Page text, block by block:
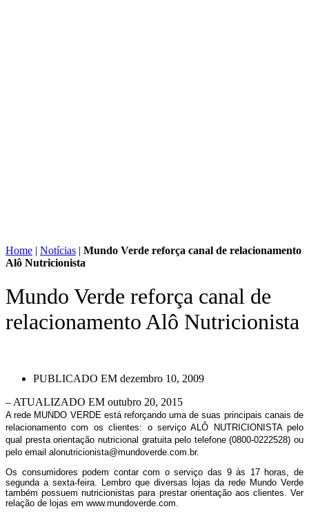
Home | Notícias | Mundo Verde reforça canal de relacionamento
Alô Nutricionista
Mundo Verde reforça canal de
relacionamento Alô Nutricionista
PUBLICADO EM dezembro 10, 2009
– ATUALIZADO EM outubro 20, 2015
A rede MUNDO VERDE está reforçando uma de suas principais canais de
relacionamento com os clientes: o serviço ALÔ NUTRICIONISTA pelo
qual presta orientação nutricional gratuita pelo telefone (0800-0222528) ou
pelo email alonutricionista@mundoverde.com.br.
Os consumidores podem contar com o serviço das 9 às 17 horas, de
segunda a sexta-feira. Lembro que diversas lojas da rede Mundo Verde
também possuem nutricionistas para prestar orientação aos clientes. Ver
relação de lojas em www.mundoverde.com.